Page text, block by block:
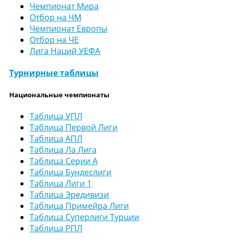
Чемпионат Мира
Отбор на ЧМ
Чемпионат Европы
Отбор на ЧЕ
Лига Наций УЕФА
Турнирные таблицы
Национальные чемпионаты
Таблица УПЛ
Таблица Первой Лиги
Таблица АПЛ
Таблица Ла Лига
Таблица Серии А
Таблица Бундеслиги
Таблица Лиги 1
Таблица Эредивизи
Таблица Примейра Лиги
Таблица Суперлиги Турции
Таблица РПЛ